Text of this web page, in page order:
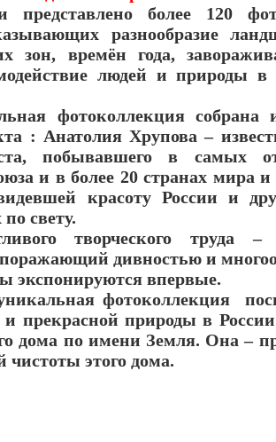
представлено более 120
разнообразие
зон, времён года,
людей и природы в
фотоколлекция
: Анатолия Хрупова –
побывавшего в самых
и в более 20 странах мира
красоту России и
свету.
творческого труда –
дивностью и
экспонируются впервые.
фотоколлекция
и прекрасной природы в
дома по имени Земля. Она –
чистоты этого дома.